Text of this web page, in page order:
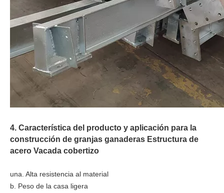
4. Característica del producto y aplicación para la
construcción de granjas ganaderas Estructura de
acero Vacada cobertizo
una. Alta resistencia al material
b. Peso de la casa ligera